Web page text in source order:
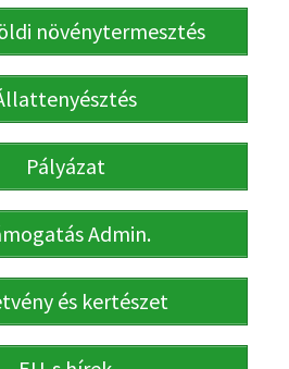
növénytermesztés
Pályázat
Admin.
és kertészet